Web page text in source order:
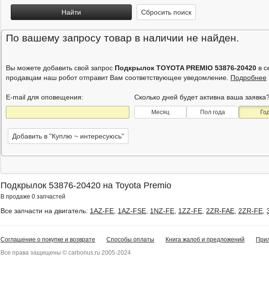
Найти Сбросить поиск
По вашему запросу товар в наличии не найден.
Вы можете добавить свой запрос Подкрылок TOYOTA PREMIO 53876-20420 в
продавцам наш робот отправит Вам соответствующее уведомление. Подробнее
E-mail для оповещения: Сколько дней будет активна ваша
Месяц Пол года
Добавить в "Куплю ~ интересуюсь"
Подкрылок 53876-20420 на Toyota Premio
В продаже 0 запчастей
Все запчасти на двигатель: 1AZ-FE 1AZ-FSE 1NZ-FE 1ZZ-FE 2ZR-FAE 2ZR-FE
Соглашение о покупке и возврате Способы оплаты Книга жалоб и предложений
Все права защищены © carbonus.ru 2005-2024